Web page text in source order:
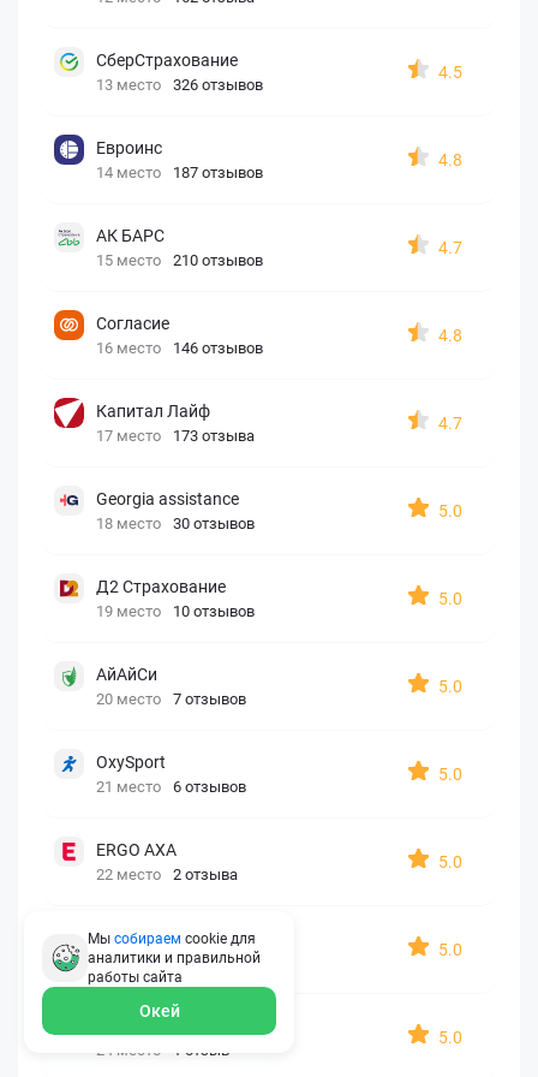
СберСтрахование
13 место 326 отзывов
4.5
Евроинс
14 место 187 отзывов
4.8
АК БАРС
15 место 210 отзывов
4.7
Согласие
16 место 146 отзывов
4.8
Капитал Лайф
17 место 173 отзыва
4.7
Georgia assistance
18 место 30 отзывов
5.0
Д2 Страхование
19 место 10 отзывов
5.0
АйАйСи
20 место 7 отзывов
5.0
OxySport
21 место 6 отзывов
5.0
ERGO AXA
22 место 2 отзыва
5.0
Oxy Travel Premium
23 место 1 отзыв
5.0
24 место 1 отзыв
5.0
Мы собираем cookie для
аналитики и правильной
работы сайта
Окей